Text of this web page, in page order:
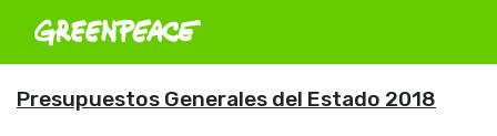
Presupuestos Generales del Estado 2018